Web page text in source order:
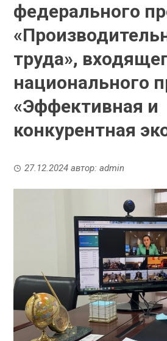
федерального
труда»,
национального
«Эффективная и
конкурентная
27.12.2024 автор:admin